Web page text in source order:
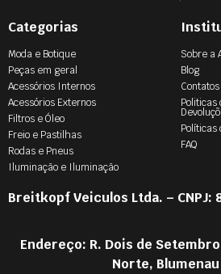
Categorias
Moda e Botique
Peças em geral
Acessórios Internos
Acessórios Externos
Filtros e Óleo
Freio e Pastilhas
Rodas e Pneus
Iluminação e Iluminação
Sobre a
Blog
Contatos
Politicas
Políticas
FAQ
Breitkopf Veiculos Ltda. – CNPJ:
Endereço: R. Dois de
Norte, Blumenau